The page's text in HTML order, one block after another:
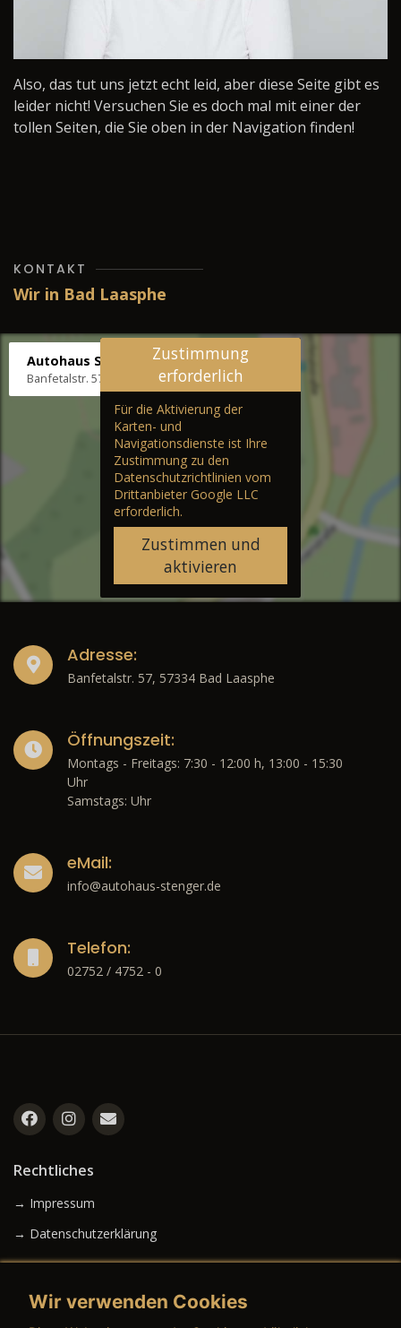
Also, das tut uns jetzt echt leid, aber diese Seite gibt es
leider nicht! Versuchen Sie es doch mal mit einer der
tollen Seiten, die Sie oben in der Navigation finden!
KONTAKT
Wir in Bad Laasphe
Autohaus Stenger
Banfetalstr. 57, 57334 Bad Laasphe
Zustimmung
erforderlich
Für die Aktivierung der
Karten- und
Navigationsdienste ist Ihre
Zustimmung zu den
Datenschutzrichtlinien vom
Drittanbieter Google LLC
erforderlich.
Zustimmen und
aktivieren
Adresse:
Banfetalstr. 57, 57334 Bad Laasphe
Öffnungszeit:
Montags - Freitags: 7:30 - 12:00 h, 13:00 - 15:30
Uhr
Samstags: Uhr
eMail:
info@autohaus-stenger.de
Telefon:
02752 / 4752 - 0
Rechtliches
→ Impressum
→ Datenschutzerklärung
Wir verwenden Cookies